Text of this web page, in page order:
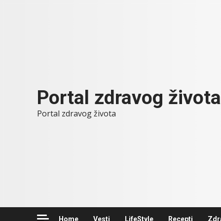
Portal zdravog života
Portal zdravog života
Home Vesti LifeStyle Recepti